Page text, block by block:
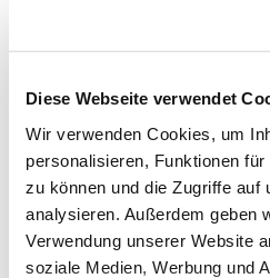
Diese Webseite verwendet
Wir verwenden Cookies, um
personalisieren, Funktionen
zu können und die Zugriffe auf
analysieren. Außerdem geben
Verwendung unserer Website
soziale Medien, Werbung und